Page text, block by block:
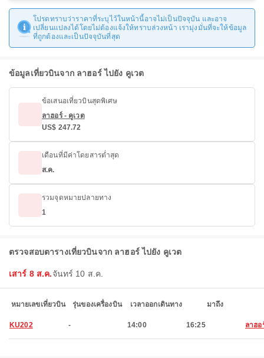
โปรดทราบว่าราคาที่ระบุไว้ในหน้านี้อาจไม่เป็นปัจจุบัน และอาจ
เปลี่ยนแปลงได้โดยไม่ต้องแจ้งให้ทราบล่วงหน้า เรามุ่งมั่นที่จะให้ข้อมูล
ที่ถูกต้องและเป็นปัจจุบันที่สุด
ข้อมูลเที่ยวบินจาก ลาฮอร์ ไปยัง คูเวต
ข้อเสนอเที่ยวบินสุดพิเศษ
ลาฮอร์ - คูเวต
US$ 247.72
เดือนที่มีค่าโดยสารต่ำสุด
ส.ค.
รวมจุดหมายปลายทาง
1
ตรวจสอบตารางเที่ยวบินจาก ลาฮอร์ ไปยัง คูเวต
เสาร์ 8 ส.ค.จันทร์ 10 ส.ค.
หมายเลขเที่ยวบิน รุ่นของเครื่องบิน เวลาออกเดินทาง มาถึง
KU202 - 14:00 16:25 ลาฮอ